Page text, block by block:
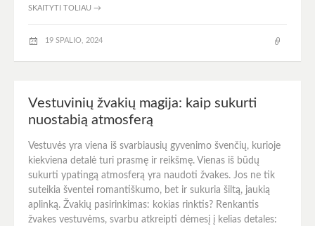
SKAITYTI TOLIAU →
19 SPALIO, 2024
Vestuvinių žvakių magija: kaip sukurti
nuostabią atmosferą
Vestuvės yra viena iš svarbiausių gyvenimo švenčių, kurioje
kiekviena detalė turi prasmę ir reikšmę. Vienas iš būdų
sukurti ypatingą atmosferą yra naudoti žvakes. Jos ne tik
suteikia šventei romantiškumo, bet ir sukuria šiltą, jaukią
aplinką. Žvakių pasirinkimas: kokias rinktis? Renkantis
žvakes vestuvėms, svarbu atkreipti dėmesį į kelias detales: